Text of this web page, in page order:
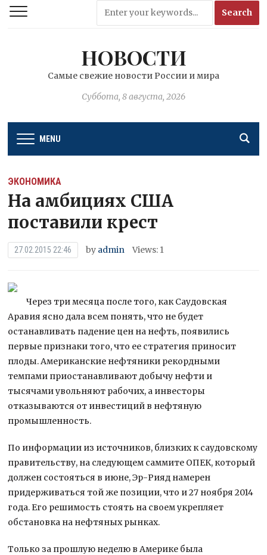
НОВОСТИ
Самые свежие новости России и мира
Суббота, 8 августа, 2026
MENU
ЭКОНОМИКА
На амбициях США
поставили крест
27.02.2015 22:46 by admin Views: 1
Через три месяца после того, как Саудовская
Аравия ясно дала всем понять, что не будет
останавливать падение цен на нефть, появились
первые признаки того, что ее стратегия приносит
плоды. Американские нефтяники рекордными
темпами приостанавливают добычу нефти и
тысячамиувольняют рабочих, а инвесторы
отказываются от инвестиций в нефтяную
промышленность.
По информации из источников, близких к саудовскому
правительству, на следующем саммите ОПЕК, который
должен состояться в июне, Эр-Рияд намерен
придерживаться той же позиции, что и 27 ноября 2014
года. Его решимость стоять на своем укрепляет
обстановка на нефтяных рынках.
Только за прошлую неделю в Америке была